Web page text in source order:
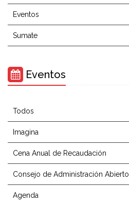
Eventos
Sumate
Eventos
Todos
Imagina
Cena Anual de Recaudación
Consejo de Administración Abierto
Agenda